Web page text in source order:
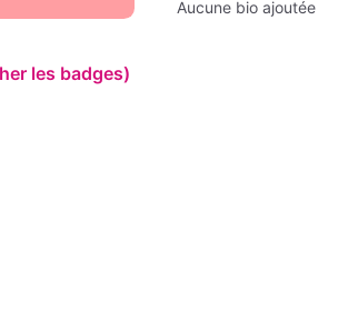
Aucune bio ajoutée
les badges)